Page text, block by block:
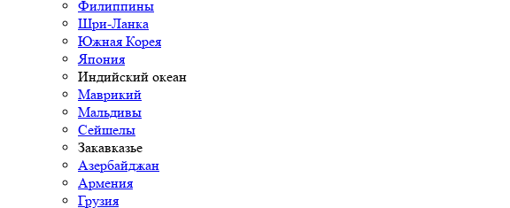
Филиппины
Шри-Ланка
Южная Корея
Япония
Индийский океан
Маврикий
Мальдивы
Сейшелы
Закавказье
Азербайджан
Армения
Грузия